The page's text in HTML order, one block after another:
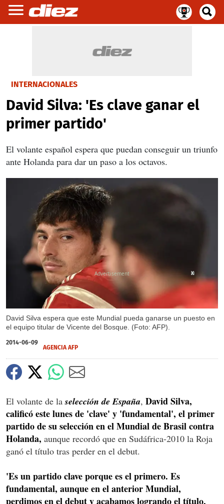
INTERNACIONALES
David Silva: 'Es clave ganar el
primer partido'
El volante español espera que puedan conseguir un triunfo
ante Holanda para dar un paso a los octavos.
David Silva espera que este Mundial pueda ganarse un puesto en
el equipo titular de Vicente del Bosque. (Foto: AFP).
X
2014-06-09
AGENCIA AFP
El volante de laselección de España, David Silva,
calificó este lunes de 'clave' y 'fundamental', el primer
partido de su selección en el Mundial de Brasil contra
Holanda, aunque recordó que en Sudáfrica-2010 la Roja
ganó el título tras perder en el debut.
'Es un partido clave porque es el primero. Es
fundamental, aunque en el anterior Mundial,
perdimos en el debut y acabamos logrando el título,